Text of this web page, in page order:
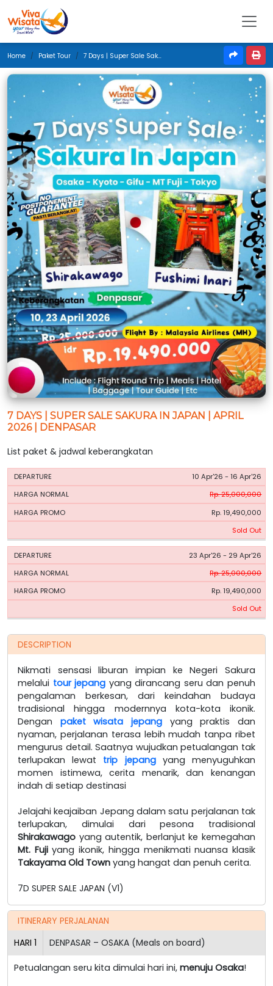
Home Paket Tour 7 Days | Super Sale Sakura In Japan | April 2026 | Denpasar
7 DAYS | SUPER SALE SAKURA IN JAPAN | APRIL
2026 | DENPASAR
List paket & jadwal keberangkatan
PERIODE
HARGA
10 Apr'26 - 16 Apr'26
Rp. 25,000,000
Rp. 19,490,000
Sold Out
23 Apr'26 - 29 Apr'26
Rp. 25,000,000
Rp. 19,490,000
Sold Out
DESCRIPTION
Nikmati sensasi liburan impian ke Negeri Sakura
melalui tour jepang yang dirancang seru dan penuh
pengalaman berkesan, dari keindahan budaya
tradisional hingga modernnya kota-kota ikonik.
Dengan paket wisata jepang yang praktis dan
nyaman, perjalanan terasa lebih mudah tanpa ribet
mengurus detail. Saatnya wujudkan petualangan tak
terlupakan lewat trip jepangyang menyuguhkan
momen istimewa, cerita menarik, dan kenangan
indah di setiap destinasi
Jelajahi keajaiban Jepang dalam satu perjalanan tak
terlupakan, dimulai dari pesona tradisional
Shirakawago yang autentik, berlanjut ke kemegahan
Mt. Fujiyang ikonik, hingga menikmati nuansa klasik
Takayama Old Town yang hangat dan penuh cerita.
7D SUPER SALE JAPAN (V1)
ITINERARY PERJALANAN
HARI 1 DENPASAR – OSAKA (Meals on board)
Petualangan seru kita dimulai hari ini, menuju Osaka!